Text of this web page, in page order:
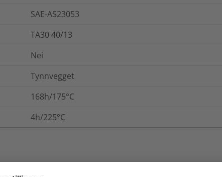
SAE-AS23053
TA30 40/13
Nei
Tynnvegget
168h/175°C
4h/225°C